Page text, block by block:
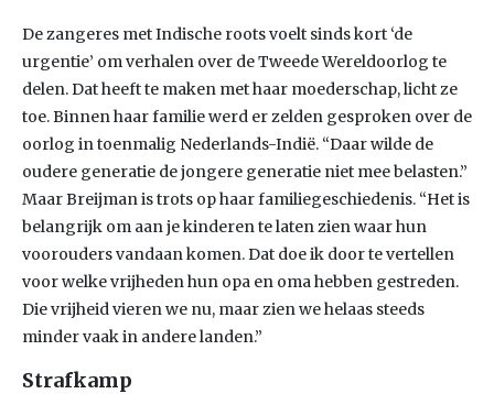
De zangeres met Indische roots voelt sinds kort ‘de
urgentie’ om verhalen over de Tweede Wereldoorlog te
delen. Dat heeft te maken met haar moederschap, licht ze
toe. Binnen haar familie werd er zelden gesproken over de
oorlog in toenmalig Nederlands-Indië. “Daar wilde de
oudere generatie de jongere generatie niet mee belasten.”
Maar Breijman is trots op haar familiegeschiedenis. “Het is
belangrijk om aan je kinderen te laten zien waar hun
voorouders vandaan komen. Dat doe ik door te vertellen
voor welke vrijheden hun opa en oma hebben gestreden.
Die vrijheid vieren we nu, maar zien we helaas steeds
minder vaak in andere landen.”
Strafkamp